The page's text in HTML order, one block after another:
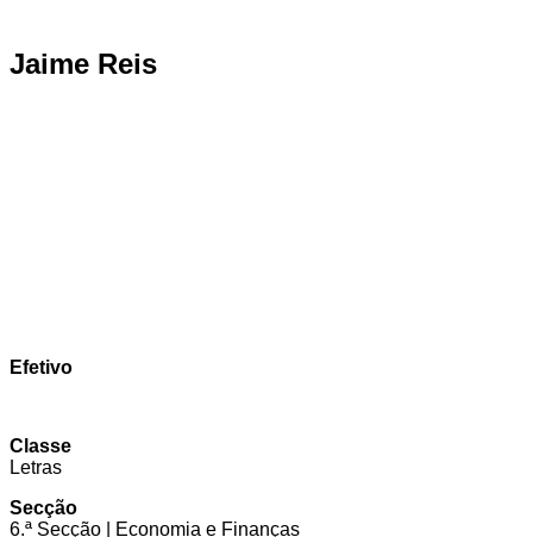
Jaime Reis
Efetivo
Classe
Letras
Secção
6.ª Secção | Economia e Finanças